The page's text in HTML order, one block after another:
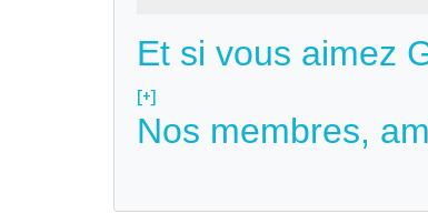
Et si vous aimez
[+]
Nos membres,